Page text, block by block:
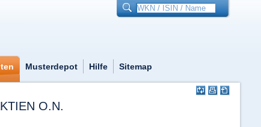
Musterdepot Hilfe Sitemap
O.N.